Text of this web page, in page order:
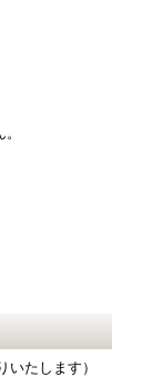
いたします）